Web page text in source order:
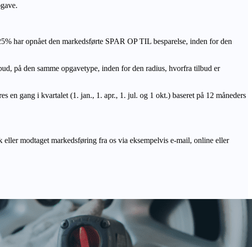
har opnået den markedsførte SPAR OP TIL besparelse, inden for den
på den samme opgavetype, inden for den radius, hvorfra tilbud er
en gang i kvartalet (1. jan., 1. apr., 1. jul. og 1 okt.) baseret på 12 måneders
modtaget markedsføring fra os via eksempelvis e-mail, online eller